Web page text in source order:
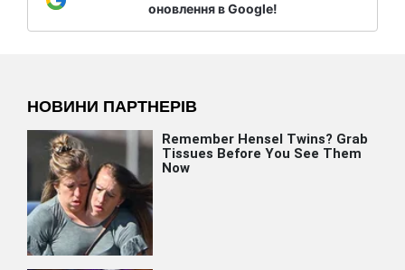
оновлення в Google!